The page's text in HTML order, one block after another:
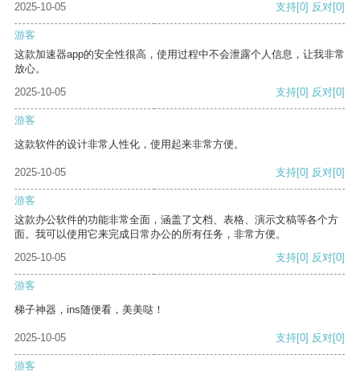
2025-10-05 支持[0] 反对[0]
游客
这款加速器app的安全性很高，使用过程中不会泄露个人信息，让我非常
放心。
2025-10-05
支持[0] 反对[0]
游客
这款软件的设计非常人性化，使用起来非常方便。
2025-10-05 支持[0] 反对[0]
游客
这款办公软件的功能非常全面，涵盖了文档、表格、演示文稿等各个方
面。我可以使用它来完成日常办公的所有任务，非常方便。
2025-10-05
支持[0] 反对[0]
游客
梯子神器，ins随便看，美美哒！
2025-10-05 支持[0] 反对[0]
游客